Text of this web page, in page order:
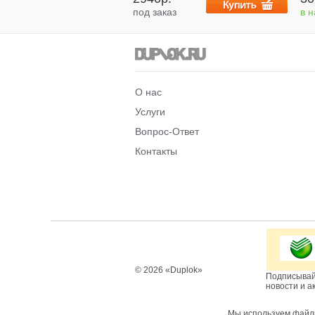
под заказ в
О нас
Услуги
Вопрос-Ответ
Контакты
© 2026 «Duplok»
новости и